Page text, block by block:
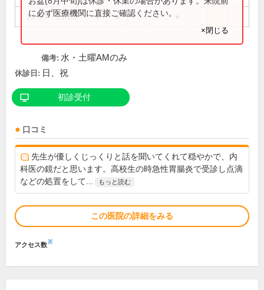
14:30～18:00 ● ● ●
に必ず医療機関に直接ご確認ください。
×閉じる
備考: 水・土曜AMのみ
休診日: 日、祝
初診受付
口コミ
先生が優しくじっくりと話を聞いてくれて穏やかで、内
科医の鏡だと思います。高校生の時急性胃腸炎で受診し点滴
などの処置をして...
もっと読む
この医院の詳細をみる
アクセス数※